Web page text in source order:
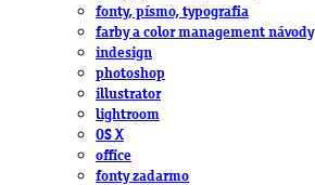
fonty, písmo, typografia
farby a color management návody
indesign
photoshop
illustrator
lightroom
OS X
office
fonty zadarmo